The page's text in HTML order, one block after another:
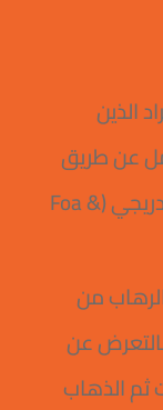
الذين
عن طريق
تعريض الفرد لمصدر القلق بشكل تدريجي (Foa &
من
عن
ثم الذهاب